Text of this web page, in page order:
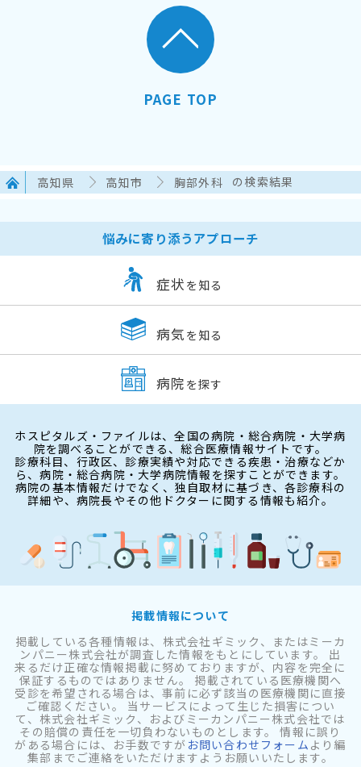
PAGE TOP
高知県 高知市 胸部外科 の検索結果
悩みに寄り添うアプローチ
症状 を知る
病気 を知る
病院 を探す
ホスピタルズ・ファイルは、全国の病院・総合病院・大学病
院を調べることができる、総合医療情報サイトです。
診療科目、行政区、診療実績や対応できる疾患・治療などか
ら、病院・総合病院・大学病院情報を探すことができます。
病院の基本情報だけでなく、独自取材に基づき、各診療科の
詳細や、病院長やその他ドクターに関する情報も紹介。
掲載情報について
掲載している各種情報は、株式会社ギミック、またはミーカ
ンパニー株式会社が調査した情報をもとにしています。 出
来るだけ正確な情報掲載に努めておりますが、内容を完全に
保証するものではありません。 掲載されている医療機関へ
受診を希望される場合は、事前に必ず該当の医療機関に直接
ご確認ください。 当サービスによって生じた損害につい
て、株式会社ギミック、およびミーカンパニー株式会社では
その賠償の責任を一切負わないものとします。 情報に誤り
がある場合には、お手数ですが お問い合わせフォーム より編
集部までご連絡をいただけますようお願いいたします。